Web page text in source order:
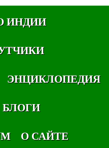
ИНДИИ
ЭНЦИКЛОПЕДИЯ
БЛОГИ
О САЙТЕ